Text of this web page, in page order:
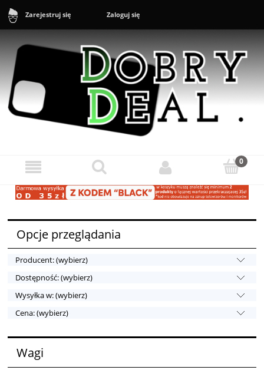
Zarejestruj się Zaloguj się
Sklep: +48 888 43 16 16 (10-20) Zgłoszenia reklamacyjne i zwroty:
+48 888 43 17 17 (11-17)
Opcje przeglądania
Producent: (wybierz)
Dostępność: (wybierz)
Wysyłka w: (wybierz)
Cena: (wybierz)
Wagi